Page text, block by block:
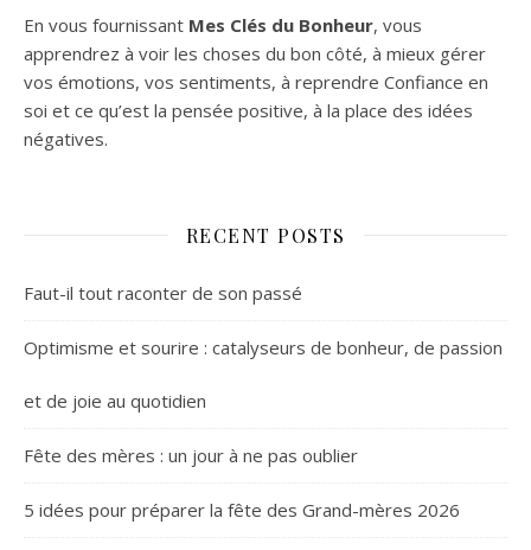
En vous fournissant Mes Clés du Bonheur, vous
apprendrez à voir les choses du bon côté, à mieux gérer
vos émotions, vos sentiments, à reprendre Confiance en
soi et ce qu’est la pensée positive, à la place des idées
négatives.
RECENT POSTS
Faut-il tout raconter de son passé
Optimisme et sourire : catalyseurs de bonheur, de passion
et de joie au quotidien
Fête des mères : un jour à ne pas oublier
5 idées pour préparer la fête des Grand-mères 2026